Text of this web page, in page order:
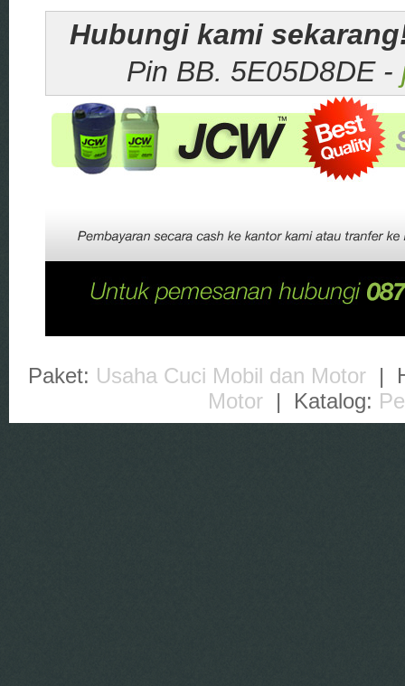
Hubungi kami
Pin BB. 5E05D8DE -
Paket: Usaha Cuci Mobil dan Motor|
Motor| Katalog: